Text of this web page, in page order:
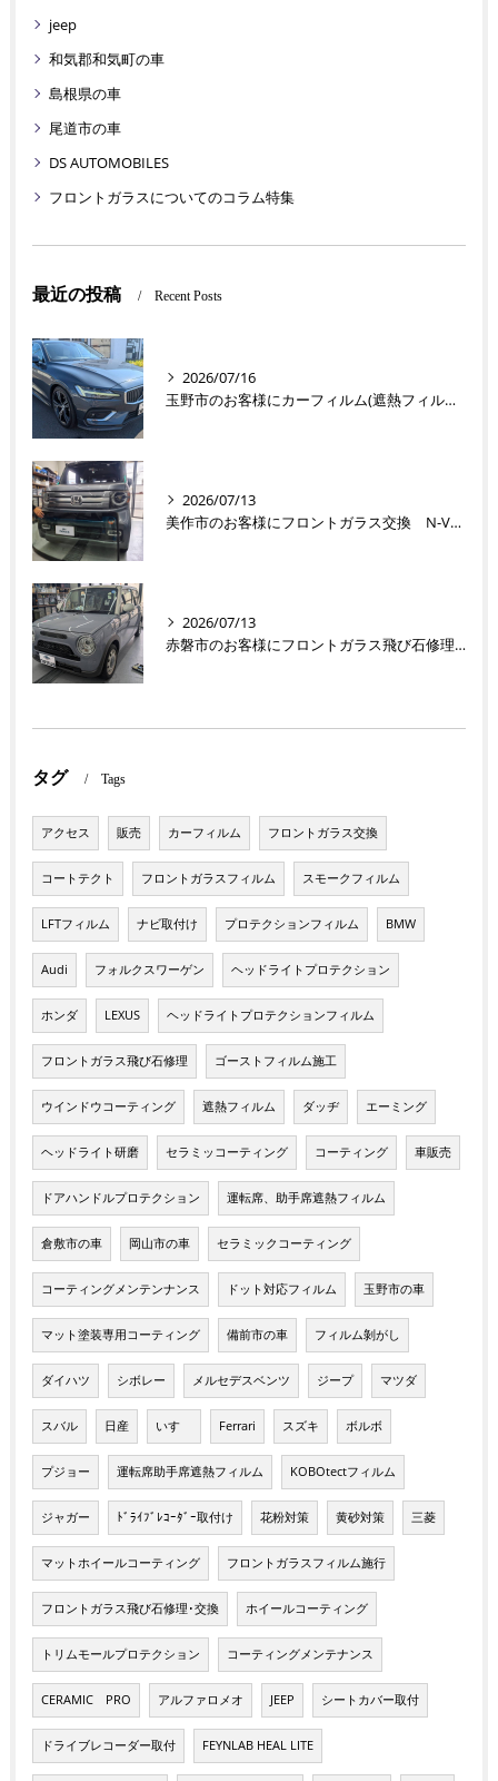
jeep
和気郡和気町の車
島根県の車
尾道市の車
DS AUTOMOBILES
フロントガラスについてのコラム特集
最近の投稿 Recent Posts
2026/07/16
玉野市のお客様にカーフィルム(遮熱フィルム) V60【nexus株式会社】
2026/07/13
美作市のお客様にフロントガラス交換 N-VAN【nexus株式会社】
2026/07/13
赤磐市のお客様にフロントガラス飛び石修理 ラパン【nexus株式会社】
タグ Tags
アクセス 販売 カーフィルム フロントガラス交換
コートテクト フロントガラスフィルム スモークフィルム
LFTフィルム ナビ取付け プロテクションフィルム BMW
Audi フォルクスワーゲン ヘッドライトプロテクション
ホンダ LEXUS ヘッドライトプロテクションフィルム
フロントガラス飛び石修理 ゴーストフィルム施工
ウインドウコーティング 遮熱フィルム ダッヂ エーミング
ヘッドライト研磨 セラミッコーティング コーティング 車販売
ドアハンドルプロテクション 運転席、助手席遮熱フィルム
倉敷市の車 岡山市の車 セラミックコーティング
コーティングメンテンナンス ドット対応フィルム 玉野市の車
マット塗装専用コーティング 備前市の車 フィルム剝がし
ダイハツ シボレー メルセデスベンツ ジープ マツダ
スバル 日産 いすゞ Ferrari スズキ ボルボ
プジョー 運転席助手席遮熱フィルム KOBOtectフィルム
ジャガー ﾄﾞﾗｲﾌﾞﾚｺｰﾀﾞｰ取付け 花粉対策 黄砂対策 三菱
マットホイールコーティング フロントガラスフィルム施行
フロントガラス飛び石修理･交換 ホイールコーティング
トリムモールプロテクション コーティングメンテナンス
CERAMIC PRO アルファロメオ JEEP シートカバー取付
ドライブレコーダー取付 FEYNLAB HEAL LITE